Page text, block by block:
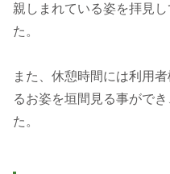
親しまれている姿を拝見
た。
また、休憩時間には利用
るお姿を垣間見る事がで